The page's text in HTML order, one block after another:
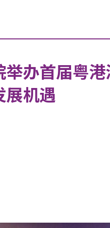
举办首届粤
展机遇